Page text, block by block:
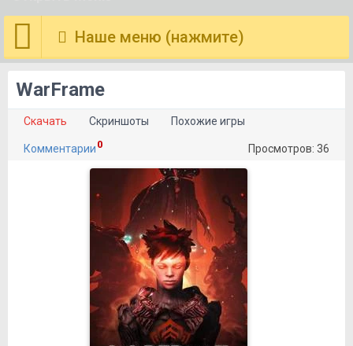
Наше меню (нажмите)
WarFrame
Скачать Скриншоты Похожие игры
Комментарии 0 Просмотров: 36